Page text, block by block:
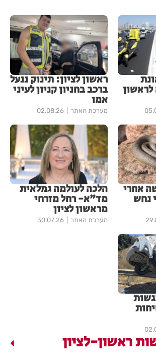
לראשון
ראשון לציון: תינוק ננעל
ברכב בחניון קניון לעיני
אמו
מערכת האתר 02.08.26
אחרי
נחש
הלכה לעולמה גמלאית
מד"א- רחל מזרחי
מראשון לציון
מערכת האתר 30.07.26
ראשון-לציון